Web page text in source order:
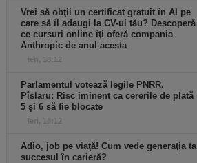
Vrei să obţii un certificat gratuit în AI pe
care să îl adaugi la CV-ul tău? Descoperă
ce cursuri online îţi oferă compania
Anthropic de anul acesta
ieri, 18:12
Parlamentul votează legile PNRR.
Pîslaru: Risc iminent ca cererile de plată
5 şi 6 să fie blocate
ieri, 18:12
Adio, job pe viaţă! Cum vede generaţia ta
succesul în carieră?